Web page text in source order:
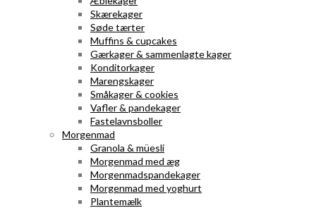
Skærekager
Søde tærter
Muffins & cupcakes
Gærkager & sammenlagte kager
Konditorkager
Marengskager
Småkager & cookies
Vafler & pandekager
Fastelavnsboller
Morgenmad
Granola & müesli
Morgenmad med æg
Morgenmadspandekager
Morgenmad med yoghurt
Plantemælk